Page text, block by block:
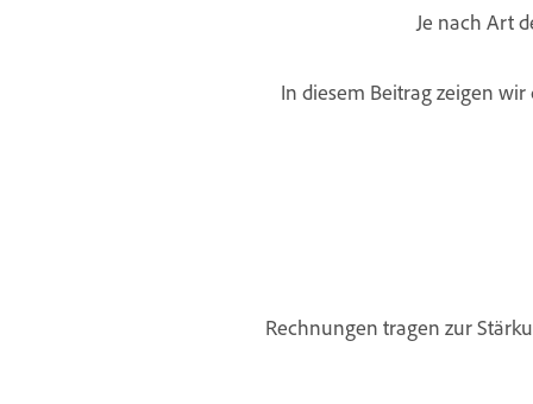
Je nach Art
In diesem Beitrag zeigen
Rechnungen tragen zur